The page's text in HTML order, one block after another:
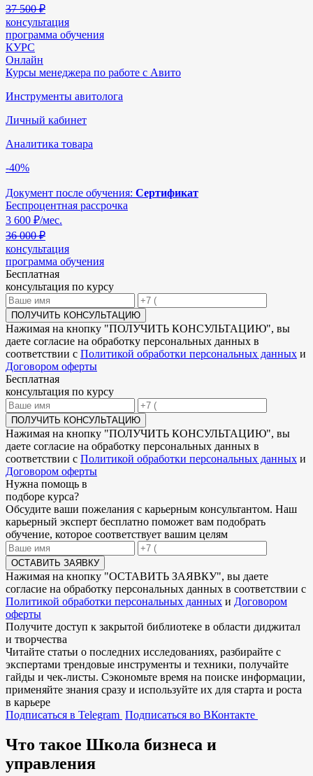
37 500 ₽
консультация
программа обучения
КУРС
Онлайн
Курсы менеджера по работе с Авито
Инструменты авитолога
Личный кабинет
Аналитика товара
-40%
Документ после обучения: Сертификат
Беспроцентная рассрочка
3 600 ₽/мес.
36 000 ₽
консультация
программа обучения
Бесплатная
консультация по курсу
ПОЛУЧИТЬ КОНСУЛЬТАЦИЮ
Нажимая на кнопку "ПОЛУЧИТЬ КОНСУЛЬТАЦИЮ", вы
даете согласие на обработку персональных данных в
соответствии с Политикой обработки персональных данных и
Договором оферты
Бесплатная
консультация по курсу
ПОЛУЧИТЬ КОНСУЛЬТАЦИЮ
Нажимая на кнопку "ПОЛУЧИТЬ КОНСУЛЬТАЦИЮ", вы
даете согласие на обработку персональных данных в
соответствии с Политикой обработки персональных данных и
Договором оферты
Нужна помощь в
подборе курса?
Обсудите ваши пожелания с карьерным консультантом. Наш
карьерный эксперт бесплатно поможет вам подобрать
обучение, которое соответствует вашим целям
ОСТАВИТЬ ЗАЯВКУ
Нажимая на кнопку "ОСТАВИТЬ ЗАЯВКУ", вы даете
согласие на обработку персональных данных в соответствии с
Политикой обработки персональных данных и Договором
оферты
Получите доступ к закрытой библиотеке в области диджитал
и творчества
Читайте статьи о последних исследованиях, разбирайте с
экспертами трендовые инструменты и техники, получайте
гайды и чек-листы. Сэкономьте время на поиске информации,
применяйте знания сразу и используйте их для старта и роста
в карьере
Подписаться в Telegram Подписаться во ВКонтакте
Что такое Школа бизнеса и
управления